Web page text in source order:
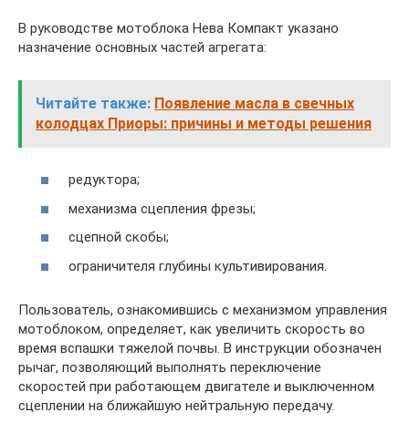
В руководстве мотоблока Нева Компакт указано
назначение основных частей агрегата:
Читайте также: Появление масла в свечных
колодцах Приоры: причины и методы решения
редуктора;
механизма сцепления фрезы;
сцепной скобы;
ограничителя глубины культивирования.
Пользователь, ознакомившись с механизмом управления
мотоблоком, определяет, как увеличить скорость во
время вспашки тяжелой почвы. В инструкции обозначен
рычаг, позволяющий выполнять переключение
скоростей при работающем двигателе и выключенном
сцеплении на ближайшую нейтральную передачу.